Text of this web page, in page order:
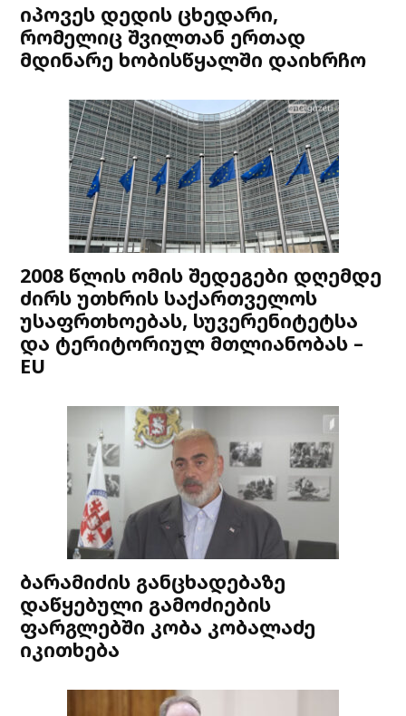
იპოვეს დედის ცხედარი,
რომელიც შვილთან ერთად
მდინარე ხობისწყალში დაიხრჩო
2008 წლის ომის შედეგები დღემდე
ძირს უთხრის საქართველოს
უსაფრთხოებას, სუვერენიტეტსა
და ტერიტორიულ მთლიანობას –
EU
ბარამიძის განცხადებაზე
დაწყებული გამოძიების
ფარგლებში კობა კობალაძე
იკითხება